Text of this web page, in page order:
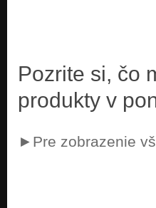
Pozrite si, čo
produkty v
►Pre zobrazenie